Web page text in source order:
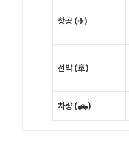
항공 (✈️)
선박 (🚢)
차량 (🛻)